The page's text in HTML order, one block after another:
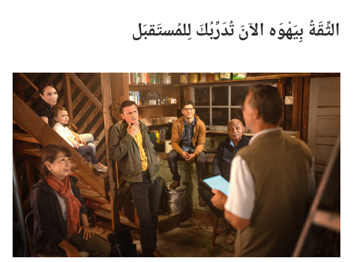
الثِّقَةُ بِيَهْوَه الآنَ تُدَرِّبُكَ لِلمُستَقبَل